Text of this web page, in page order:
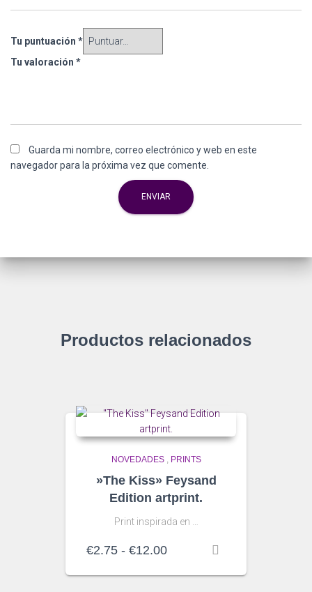
Tu puntuación *
Tu valoración *
Guarda mi nombre, correo electrónico y web en este
navegador para la próxima vez que comente.
Productos relacionados
NOVEDADES, PRINTS
»The Kiss» Feysand
Edition artprint.
Print inspirada en …
€2.75 - €12.00Rango
precios: